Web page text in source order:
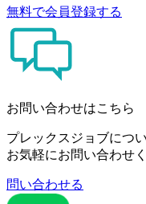
無料で会員登録する
お問い合わせはこちら
プレックスジョブにつ
お気軽にお問い合わせく
問い合わせる